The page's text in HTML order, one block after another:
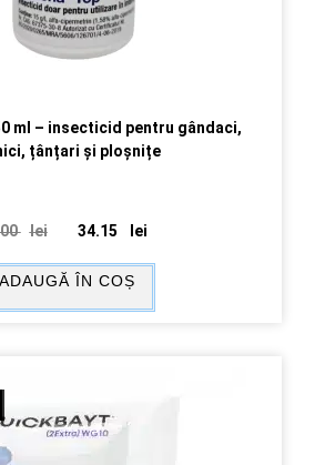
ml – insecticid pentru gândaci,
țânțari și ploșnițe
lei 34.15 lei
ADAUGĂ ÎN COȘ